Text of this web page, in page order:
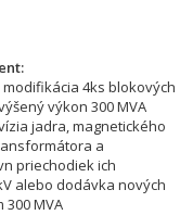
4ks blokových
výkon 300 MVA
jadra, magnetického
a
priechodiek ich
alebo dodávka nových
MVA